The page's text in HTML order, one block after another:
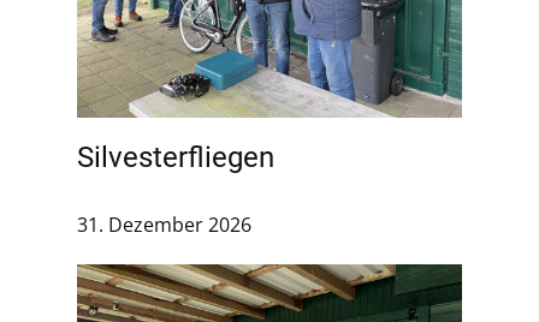
Silvesterfliegen
31. Dezember 2026